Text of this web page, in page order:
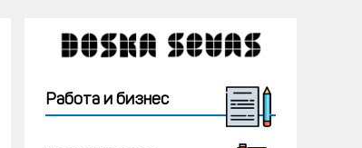
Работа и бизнес